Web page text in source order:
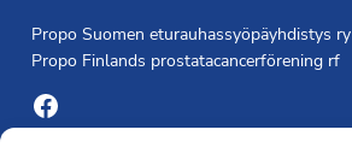
Propo Suomen eturauhassyöpäyhdistys ry
Propo Finlands prostatacancerförening rf
Facebook